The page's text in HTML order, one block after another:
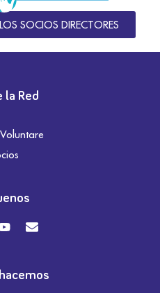
SOCIOS DIRECTORES
la Red